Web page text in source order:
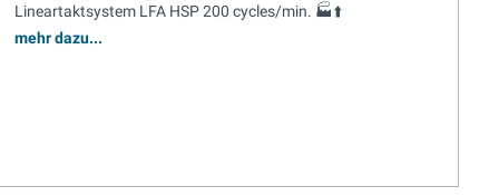
Lineartaktsystem LFA HSP 200 cycles/min. 🏭⬆️
mehr dazu...